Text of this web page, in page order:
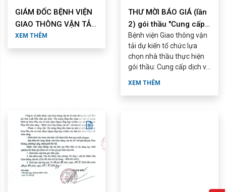
GIÁM ĐỐC BỆNH VIỆN
GIAO THÔNG VẬN TẢI
ĐƯỢC TUYÊN DƯƠNG
ĐIỂN HÌNH ...
XEM THÊM
THƯ MỜI BÁO GIÁ (lần
2) gói thầu "Cung cấp
dịch vụ vệ sinh ...
Bệnh viện Giao thông vận
tải dự kiến tổ chức lựa
chọn nhà thầu thực hiện
gói thầu: Cung cấp dịch vụ
vệ sinh công nghiệp tại
Bệnh viện Giao thông vận
tải năm 2027. ...
XEM THÊM